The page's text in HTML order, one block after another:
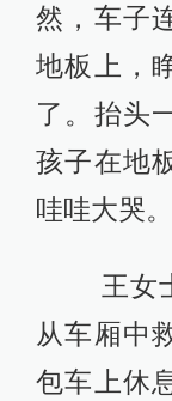
然，车子
地板上，
了。抬头
孩子在地
哇哇大哭。
王女士
从车厢中
包车上休